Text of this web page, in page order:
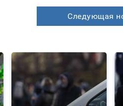
Следующая